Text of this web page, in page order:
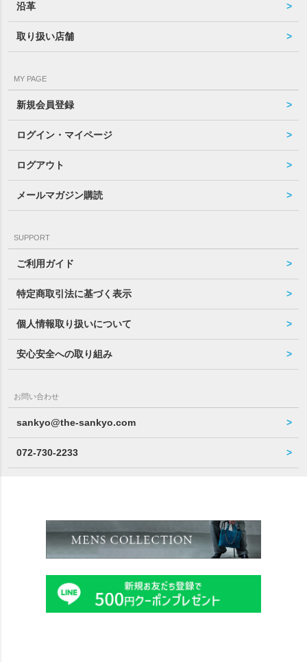
沿革
取り扱い店舗
MY PAGE
新規会員登録
ログイン・マイページ
ログアウト
メールマガジン購読
SUPPORT
ご利用ガイド
特定商取引法に基づく表示
個人情報取り扱いについて
安心安全への取り組み
お問い合わせ
sankyo@the-sankyo.com
072-730-2233